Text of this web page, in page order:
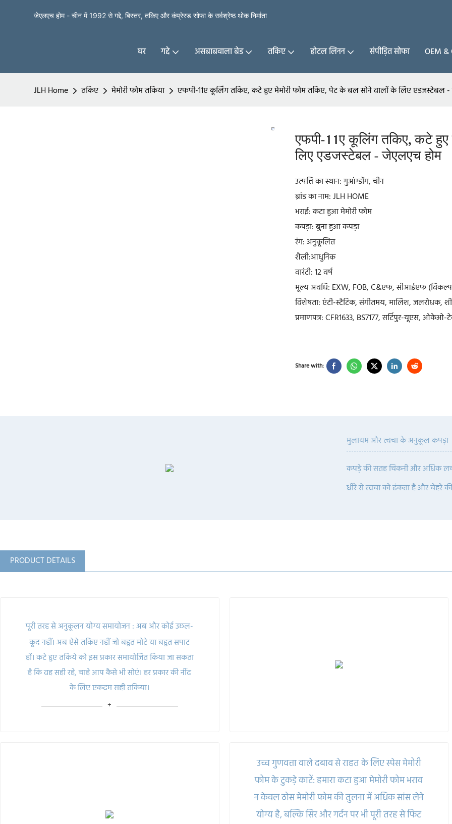
जेएलएच होम - चीन में 1992 से गद्दे, बिस्तर, तकिए और कंप्रेस्ड सोफा के सर्वश्रेष्ठ थोक निर्माता
घर गद्दे असबाबवाला बेड तकिए होटल लिनन संपीड़ित सोफा OEM &
JLH Home तकिए मेमोरी फोम तकिया एफपी-11ए कूलिंग तकिए, कटे हुए मेमोरी फोम तकिए, पेट के बल सोने वालों के लिए एडजस्टेबल
एफपी-11ए कूलिंग तकिए, कटे हुए
लिए एडजस्टेबल - जेएलएच होम
उत्पत्ति का स्थान: गुआंग्डोंग, चीन
ब्रांड का नाम: JLH HOME
भराई: कटा हुआ मेमोरी फोम
कपड़ा: बुना हुआ कपड़ा
रंग: अनुकूलित
शैली:आधुनिक
वारंटी: 12 वर्ष
मूल्य अवधि: EXW, FOB, C&एफ, सीआईएफ
विशेषता: एंटी-स्टैटिक, संगीतमय, मालिश, जलरोधक,
प्रमाणपत्र: CFR1633, BS7177, सर्टिपुर-यूएस, ओकेओ-
Share with:
मुलायम और त्वचा के अनुकूल कपड़ा
कपड़े की सतह चिकनी और अधिक
धीरे से त्वचा को ढंकता है और चेहरे
PRODUCT DETAILS
पूरी तरह से अनुकूलन योग्य समायोजन:अब और कोई उछल-
कूद नहीं।अब ऐसे तकिए नहीं जो बहुत मोटे या बहुत सपाट
हों।कटे हुए तकिये को इस प्रकार समायोजित किया जा सकता
है कि वह सही रहे, चाहे आप कैसे भी सोएं।हर प्रकार की नींद
के लिए एकदम सही तकिया।
उच्च गुणवत्ता वाले दबाव से राहत के लिए स्पेस मेमोरी
फोम के टुकड़े काटें: हमारा कटा हुआ मेमोरी फोम भराव
न केवल ठोस मेमोरी फोम की तुलना में अधिक सांस लेने
योग्य है, बल्कि सिर और गर्दन पर भी पूरी तरह से फिट